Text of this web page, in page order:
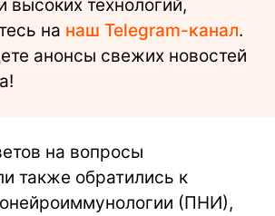
высоких технологий,
на наш Telegram-канал.
анонсы свежих новостей
на вопросы
также обратились к
(ПНИ),